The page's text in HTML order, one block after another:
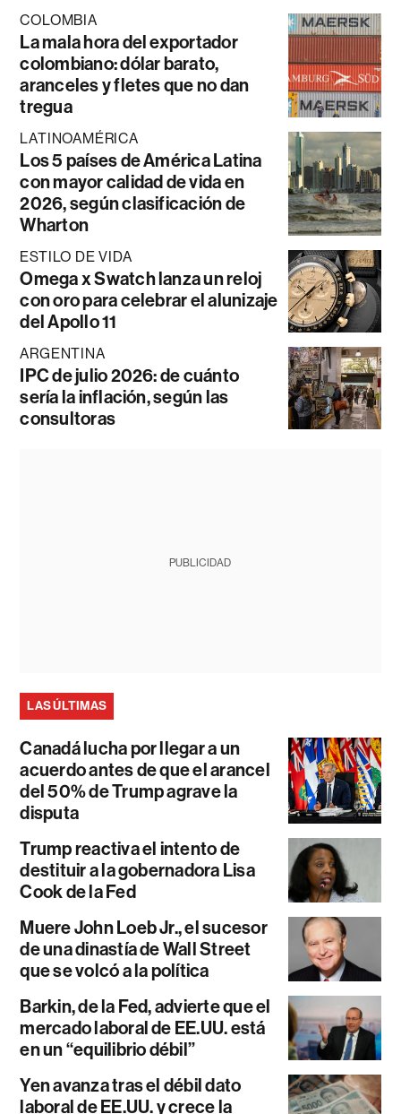
COLOMBIA
La mala hora del exportador
colombiano: dólar barato,
aranceles y fletes que no dan
tregua
LATINOAMÉRICA
Los 5 países de América Latina
con mayor calidad de vida en
2026, según clasificación de
Wharton
ESTILO DE VIDA
Omega x Swatch lanza un reloj
con oro para celebrar el alunizaje
del Apollo 11
ARGENTINA
IPC de julio 2026: de cuánto
sería la inflación, según las
consultoras
PUBLICIDAD
LAS ÚLTIMAS
Canadá lucha por llegar a un
acuerdo antes de que el arancel
del 50% de Trump agrave la
disputa
Trump reactiva el intento de
destituir a la gobernadora Lisa
Cook de la Fed
Muere John Loeb Jr., el sucesor
de una dinastía de Wall Street
que se volcó a la política
Barkin, de la Fed, advierte que el
mercado laboral de EE.UU. está
en un “equilibrio débil”
Yen avanza tras el débil dato
laboral de EE.UU. y crece la